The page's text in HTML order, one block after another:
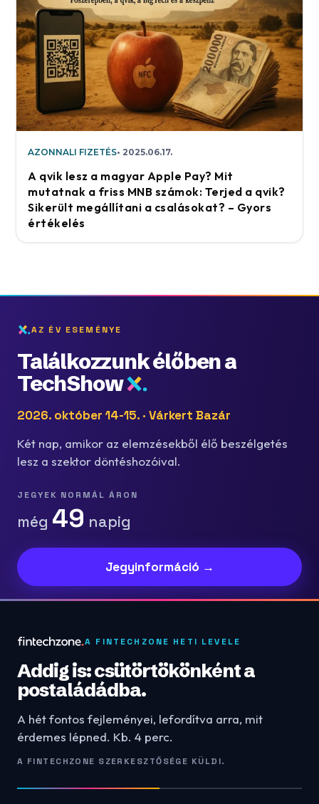
AZONNALI FIZETÉS 2025.06.17.
A qvik lesz a magyar Apple Pay? Mit
mutatnak a friss MNB számok: Terjed a qvik?
Sikerült megállítani a csalásokat? – Gyors
értékelés
AZ ÉV ESEMÉNYE
Találkozzunk élőben a
TechShow
2026. október 14-15. · Várkert Bazár
Két nap, amikor az elemzésekből élő beszélgetés
lesz a szektor döntéshozóival.
JEGYEK NORMÁL ÁRON
még 49 napig
Jegyinformáció →
A FINTECHZONE HETI LEVELE
Addig is: csütörtökönként a
postaládádba.
A hét fontos fejleményei, lefordítva arra, mit
érdemes lépned. Kb. 4 perc.
A FINTECHZONE SZERKESZTŐSÉGE KÜLDI.